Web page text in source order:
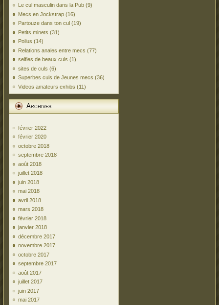
Le cul masculin dans la Pub (9)
Mecs en Jockstrap (16)
Partouze dans ton cul (19)
Petits minets (31)
Poilus (14)
Relations anales entre mecs (77)
selfies de beaux culs (1)
sites de culs (6)
Superbes culs de Jeunes mecs (36)
Videos amateurs exhibs (11)
Archives
février 2022
février 2020
octobre 2018
septembre 2018
août 2018
juillet 2018
juin 2018
mai 2018
avril 2018
mars 2018
février 2018
janvier 2018
décembre 2017
novembre 2017
octobre 2017
septembre 2017
août 2017
juillet 2017
juin 2017
mai 2017